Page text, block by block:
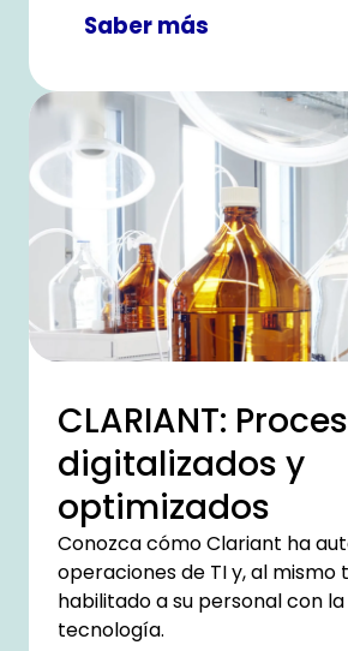
Saber más
CLARIANT:
digitalizados y
optimizados
Conozca cómo Clariant ha
operaciones de TI y, al mismo
habilitado a su personal con
tecnología.